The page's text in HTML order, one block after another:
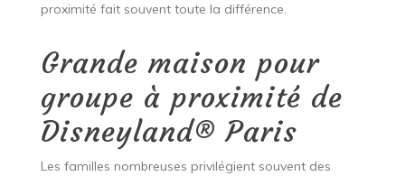
proximité fait souvent toute la différence.
Grande maison pour
groupe à proximité de
Disneyland® Paris
Les familles nombreuses privilégient souvent des